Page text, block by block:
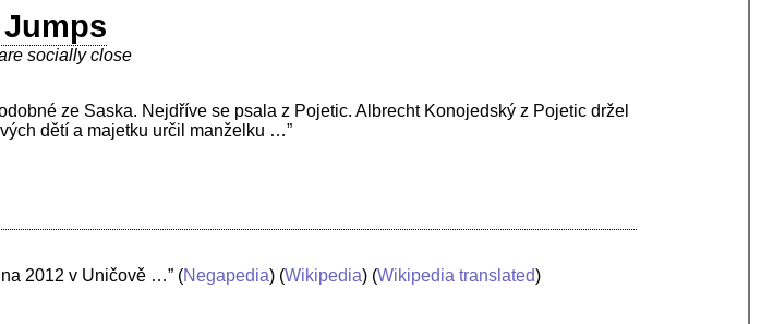
socially close
ze Saska. Nejdříve se psala z Pojetic. Albrecht Konojedský z Pojetic držel
dětí a majetku určil manželku …”
2012 v Uničově …” (Negapedia) (Wikipedia) (Wikipedia translated)